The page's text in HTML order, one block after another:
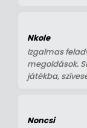
Nkole
Izgalmas
megoldások.
játékba,
Noncsi